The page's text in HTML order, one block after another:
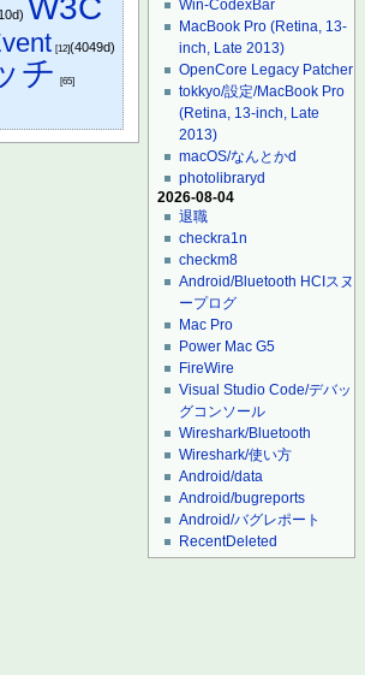
W3C
[12](4049d)
チ [65]
Win-CodexBar
MacBook Pro (Retina, 13-
inch, Late 2013)
OpenCore Legacy Patcher
tokkyo/設定/MacBook Pro
(Retina, 13-inch, Late
2013)
macOS/なんとかd
photolibraryd
2026-08-04
退職
checkra1n
checkm8
Android/Bluetooth HCIスヌ
ープログ
Mac Pro
Power Mac G5
FireWire
Visual Studio Code/デバッ
グコンソール
Wireshark/Bluetooth
Wireshark/使い方
Android/data
Android/bugreports
Android/バグレポート
RecentDeleted